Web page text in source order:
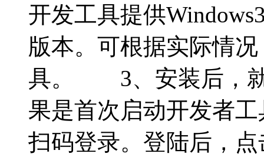
开发工具提供
版本。可根据实际情
具。 3、安装后，就
果是首次启动开发者
扫码登录。登陆后，